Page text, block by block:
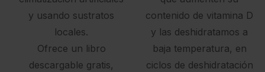
y usando sustratos
locales.
Ofrece un libro
descargable gratis,
contenido de vitamina D
y las deshidratamos a
baja temperatura, en
ciclos de deshidratación